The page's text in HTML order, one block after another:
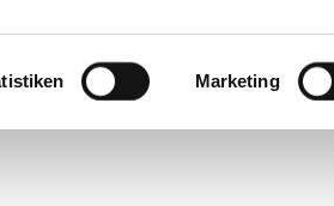
(Fingerprinting) identifizieren
werden, und legen Sie Ihre
Marketing